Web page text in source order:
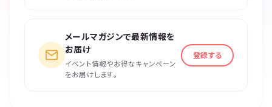
メールマガジンで最新情報を
お届け
イベント情報やお得なキャンペーン
をお届けします。
登録する